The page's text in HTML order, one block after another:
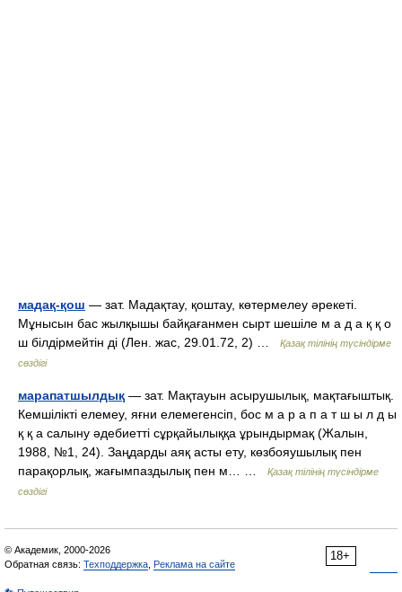
мадақ-қош — зат. Мадақтау, қоштау, көтермелеу әрекеті.
Мұнысын бас жылқышы байқағанмен сырт шешіле м а д а қ қ о
ш білдірмейтін ді (Лен. жас, 29.01.72, 2) …
Қазақ тілінің түсіндірме
сөздігі
марапатшылдық — зат. Мақтауын асырушылық, мақтағыштық.
Кемшілікті елемеу, яғни елемегенсіп, бос м а р а п а т ш ы л д ы
қ қ а салыну әдебиетті сұрқайылыққа ұрындырмақ (Жалын,
1988, №1, 24). Заңдарды аяқ асты ету, көзбояушылық пен
парақорлық, жағымпаздылық пен м… …
Қазақ тілінің түсіндірме
сөздігі
18+
© Академик, 2000-2026
Обратная связь: Техподдержка Реклама на сайте